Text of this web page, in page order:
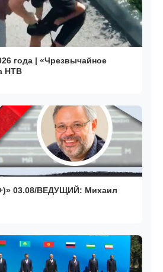
года | «Чрезвычайное
НТВ
03.08/ВЕДУЩИЙ: Михаил